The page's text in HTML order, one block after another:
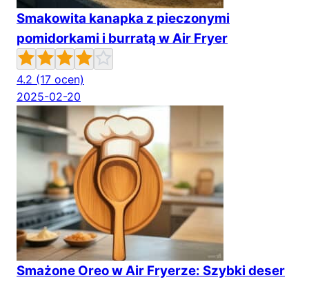
Smakowita kanapka z pieczonymi
pomidorkami i burratą w Air Fryer
4.2 (17 ocen)
2025-02-20
Smażone Oreo w Air Fryerze: Szybki deser